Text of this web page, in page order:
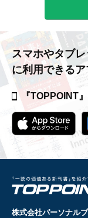
スマホやタブ
に利用できるア
『TOPPOINT
株式会社パーソナル